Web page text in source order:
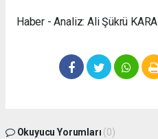
Haber - Analiz: Ali Şükrü KARA
Okuyucu Yorumları (0)